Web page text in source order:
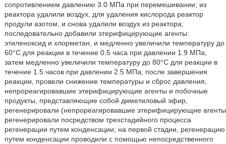
сопротивлением давлению 3.0 МПа при перемешивании; из
реактора удалили воздух, для удаления кислорода реактор
продули азотом, и снова удалили воздух из реактора;
последовательно добавили этерифицирующие агенты:
этиленоксид и хлорметан, и медленно увеличили температуру до
60°С для реакции в течение 0.5 часа при давлении 1.9 МПа;
затем медленно увеличили температуру до 80°С для реакции в
течение 1.5 часов при давлении 2.5 МПа; после завершения
реакции, провели снижение температуры и сброс давления,
непрореагировавшие этерифицирующие агенты и побочные
продукты, представляющие собой диметиловый эфир,
регенерировали (непрореагировавшие этерифицирующие агенты
регенерировали посредством трехстадийного процесса
регенерации путем конденсации; на первой стадии, регенерацию
путем конденсации проводили с помощью непосредственного